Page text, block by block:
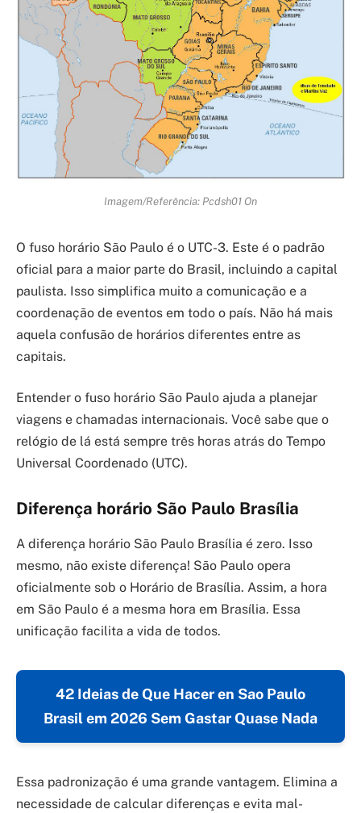
Imagem/Referência: Pcdsh01 On
O fuso horário São Paulo é o UTC-3. Este é o padrão
oficial para a maior parte do Brasil, incluindo a capital
paulista. Isso simplifica muito a comunicação e a
coordenação de eventos em todo o país. Não há mais
aquela confusão de horários diferentes entre as
capitais.
Entender o fuso horário São Paulo ajuda a planejar
viagens e chamadas internacionais. Você sabe que o
relógio de lá está sempre três horas atrás do Tempo
Universal Coordenado (UTC).
Diferença horário São Paulo Brasília
A diferença horário São Paulo Brasília é zero. Isso
mesmo, não existe diferença! São Paulo opera
oficialmente sob o Horário de Brasília. Assim, a hora
em São Paulo é a mesma hora em Brasília. Essa
unificação facilita a vida de todos.
42 Ideias de Que Hacer en Sao Paulo
Brasil em 2026 Sem Gastar Quase Nada
Essa padronização é uma grande vantagem. Elimina a
necessidade de calcular diferenças e evita mal-